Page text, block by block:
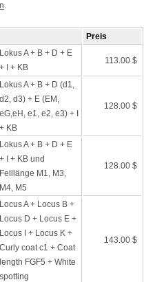
.
Preis
Lokus A + B + D + E
+ I + KB
113.00 $
Lokus A + B + D (d1,
d2, d3) + E (EM,
eG,eH, e1, e2, e3) + I
+ KB
128.00 $
Lokus A + B + D + E
+ I + KB und
Felllänge M1, M3,
M4, M5
128.00 $
Locus A + Locus B +
Locus D + Locus E +
Locus I + Locus K +
Curly coat c1 + Coat
length FGF5 + White
spotting
143.00 $